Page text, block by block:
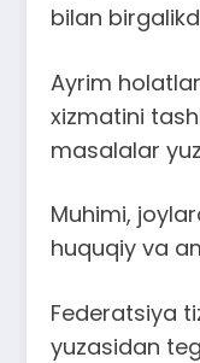
bilan
Ayrim
xizmatini
masalalar
Muhimi,
huquqiy va
Federatsiya
yuzasidan